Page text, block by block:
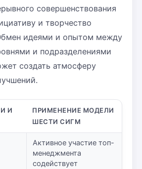
совершенствования
и творчество
идеями и опытом между
и подразделениями
создать атмосферу
И
ПРИМЕНЕНИЕ МОДЕЛИ
ШЕСТИ СИГМ
Активное участие топ-
менеджмента
содействует